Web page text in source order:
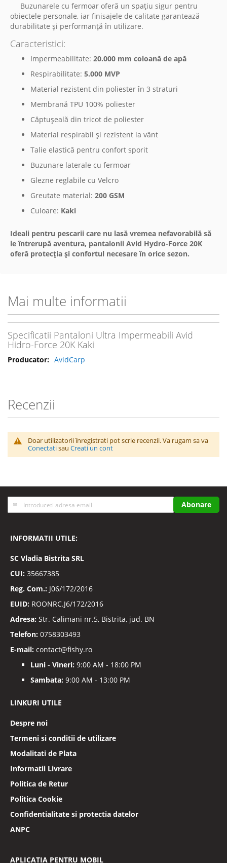
Buzunarele cu fermoar oferă un spațiu sigur pentru
obiectele personale, iar finisajele de calitate garantează
durabilitate și performanță în utilizare.
Caracteristici:
Impermeabilitate: 20.000 mm coloană de apă
Respirabilitate: 5.000 MVP
Material rezistent din poliester în 3 straturi
Membrană TPU 100% poliester
Căptușeală din tricot de poliester
Material respirabil și rezistent la vânt
Talie elastică pentru confort sporit
Buzunare laterale cu fermoar
Glezne reglabile cu Velcro
Greutate material: 200 GSM
Culoare: Kaki
Ideali pentru pescarii care nu lasă vremea nefavorabilă să
le întrerupă aventura, pantalonii Avid Hydro-Force 20K
oferă protecția și confortul necesare în orice sezon.
Mai multe informatii
Specificatii Pantaloni Ultra Impermeabili Avid
Hidro-Force 20K Kaki
AvidCarp
Recenzii
Doar utilizatorii înregistrati pot scrie recenzii. Va rugam sa va
Conectatisau Creati un cont
Inscrieti-
va
noastre
Abonare
INFORMATII UTILE:
SC Vladia Bistrita SRL
CUI: 35667385
Reg. Com.: J06/172/2016
EUID: ROONRC.J6/172/2016
Adresa: Str. Calimani nr.5, Bistrita, jud. BN
Telefon: 0758303493
E-mail: contact@fishy.ro
Luni - Vineri: 9:00 AM - 18:00 PM
Sambata: 9:00 AM - 13:00 PM
LINKURI UTILE
Despre noi
Termeni si conditii de utilizare
Modalitati de Plata
Informatii Livrare
Politica de Retur
Politica Cookie
Confidentialitate si protectia datelor
ANPC
APLICATIA PENTRU MOBIL